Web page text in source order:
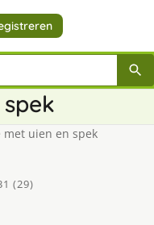
met uien en spek
(29)